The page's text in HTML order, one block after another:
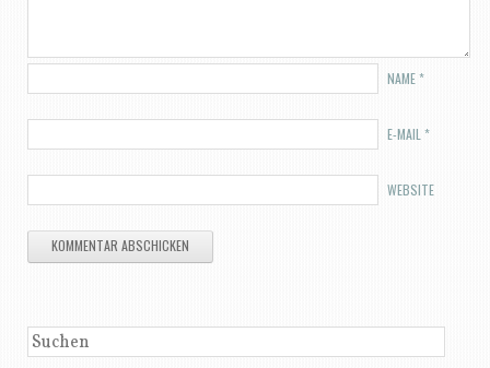
NAME*
E-MAIL *
WEBSITE
SUCHEN